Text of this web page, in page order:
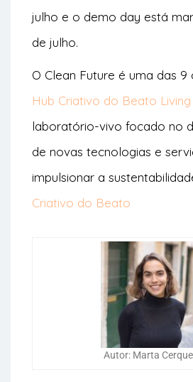
julho e o demo day está
de julho.
O Clean Future é uma das
Hub Criativo do Beato
laboratório-vivo focado no
de novas tecnologias e
impulsionar a
Criativo do Beato
Autor: Marta